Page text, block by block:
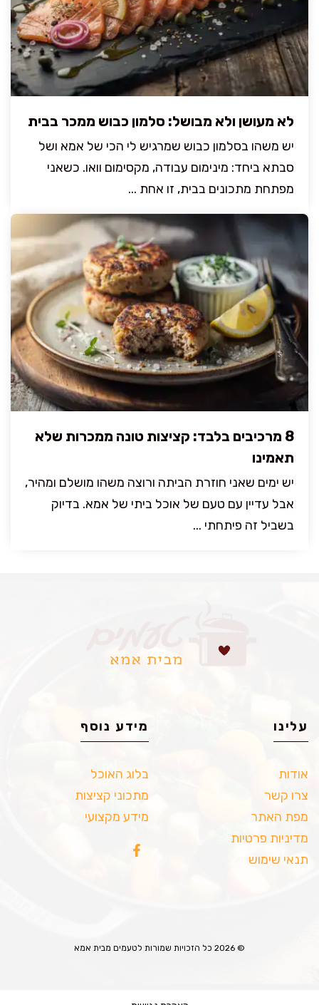
לא מעושן ולא מבושל: סלמון כבוש ממכר בבית
יש משהו בסלמון כבוש שמרגיש לי הכי של אמא ושל
סבתא ביחד: מינימום עבודה, מקסימום וואו. כשאני
מפתחת מתכונים בבית, זו אחת ...
8 מרכיבים בלבד: קציצות טונה ממכרות שלא
תאמינו
יש ימים שאני חוזרת הביתה ורוצה משהו מושלם ומהיר,
אבל עדיין עם טעם של אוכל ביתי של אמא. בדיוק
בשביל זה פיתחתי ...
עלינו
אודות
צרו קשר
מפת האתר
מדיניות פרטיות
תנאי שימוש
מידע נוסף
בלוג האוכל
מתכוני קציצות
מידע מקצועי
© 2026 כל הזכויות שמורות לטעמים מבית אמא